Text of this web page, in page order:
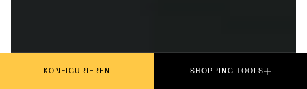
KONFIGURIEREN SHOPPING TOOLS